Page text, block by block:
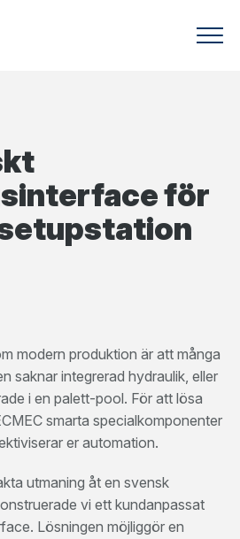
för
modern produktion är att många
saknar integrerad hydraulik, eller
i en palett-pool. För att lösa
smarta specialkomponenter
er automation.
utmaning åt en svensk
vi ett kundanpassat
Lösningen möjliggör en